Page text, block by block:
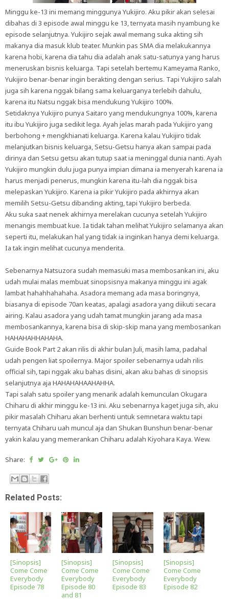
Minggu ke-13 ini memang minggunya Yukijiro. Aku pikir akan selesai
dibahas di 3 episode awal minggu ke 13, ternyata masih nyambung ke
episode selanjutnya. Yukijiro sejak awal memang suka akting sih
makanya dia masuk klub teater. Munkin pas SMA dia melakukannya
karena hobi, karena dia tahu dia adalah anak satu-satunya yang harus
meneruskan bisnis keluarga. Tapi setelah bertemu Kameyama Ranko,
Yukijiro benar-benar ingin berakting dengan serius. Tapi Yukijiro salah
juga sih karena nggak bilang sama keluarganya terlebih dahulu,
karena itu Natsu nggak bisa mendukung Yukijiro 100%.
Setidaknya Yukijiro punya Saitaro yang mendukungnya 100%, karena
itu ibu Yukijiro juga sedikit lega. Ayah jelas marah pada Yukijiro yang
berbohong + mengkhianati keluarga. Karena kalau Yukijiro tidak
melanjutkan bisnis keluarga, Setsu-Getsu hanya akan sampai pada
dirinya dan Setsu getsu akan tutup saat ia meninggal dunia nanti. Ayah
Yukijiro mungkin dulu juga punya impian dimana ia menyerah karena ia
harus menjadi penerus, mungkin karena itu-lah dia nggak bisa
melepaskan Yukijiro. Karena ia pikir Yukijiro pada akhirnya akan
memilih Setsu-Getsu dibanding akting, tapi Yukijiro berbeda.
Aku suka saat nenek akhirnya merelakan cucunya setelah Yukijiro
menangis membuat kue. Ia tidak tahan melihat Yukijiro selamanya akan
seperti itu, melakukan hal yang tidak ia inginkan hanya demi keluarga.
Ia tak ingin melihat cucunya menderita.
Sebenarnya Natsuzora sudah memasuki masa membosankan ini, aku
udah mulai malas membuat sinopsisnya makanya minggu ini agak
lambat hahahhahahaha. Asadora memang ada masa boringnya,
biasanya di episode 70an keatas, apalagi asadora yang diikuti secara
airing. Kalau asadora yang udah tamat mungkin jarang ada masa
membosankannya, karena bisa di skip-skip mana yang membosankan
HAHAHAHHAHAHA.
Guide Book Part 2 akan rilis di akhir bulan Juli, masih lama, padahal
udah pengen liat spoilernya. Major spoiler sebenarnya udah rilis
official sih, tapi nggak aku bahas disini, akan aku bahas di sinopsis
selanjutnya aja HAHAHAHAAHAHHA.
Tapi salah satu spoiler yang menarik adalah kemunculan Okugara
Chiharu di akhir minggu ke-13 ini. Aku sebenarnya kaget juga sih, aku
pikir masalah Chiharu akan berhenti untuk semnetara waktu tapi
ternyata Chiharu uah muncul aja dan Shukan Bunshun benar-benar
yakin kalau yang memerankan Chiharu adalah Kiyohara Kaya. Wew.
Share:
Related Posts:
[Sinopsis]
Come Come
Everybody
Episode 78
[Sinopsis]
Come Come
Everybody
Episode 80
and 81
[Sinopsis]
Come Come
Everybody
Episode 83
[Sinopsis]
Come Come
Everybody
Episode 82